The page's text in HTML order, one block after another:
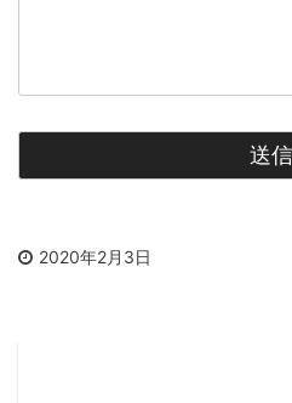
2020年2月3日